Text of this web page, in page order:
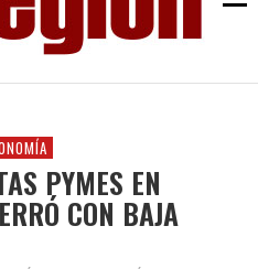
PYMES EN
CON BAJA